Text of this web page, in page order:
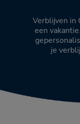
Verblijven in
een
je